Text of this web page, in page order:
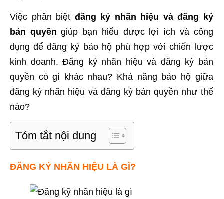
Việc phân biệt đăng ký nhãn hiệu và đăng ký
bản quyền giúp bạn hiểu được lợi ích và công
dụng để đăng ký bảo hộ phù hợp với chiến lược
kinh doanh. Đăng ký nhãn hiệu và đăng ký bản
quyền có gì khác nhau? Khả năng bảo hộ giữa
đăng ký nhãn hiệu và đăng ký bản quyền như thế
nào?
Tóm tắt nội dung
ĐĂNG KÝ NHÃN HIỆU LÀ GÌ?